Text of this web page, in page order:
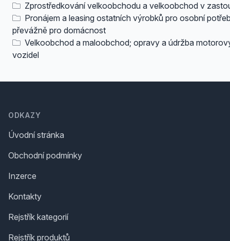
Zprostředkování velkoobchodu a velkoobchod v
Pronájem a leasing ostatních výrobků pro osobní
převážně pro domácnost
Velkoobchod a maloobchod; opravy a údržba
vozidel
ODKAZY
Úvodní stránka
Obchodní podmínky
Inzerce
Kontakty
Rejstřík kategorií
Rejstřík produktů